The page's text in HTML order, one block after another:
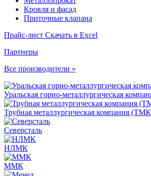
Кровля и фасад
Приточные клапана
Прайс-лист Скачать в Excel
Партнеры
Все производители »
Уральская горно-металлургическая
Трубная металлургическая компания
Северсталь
НЛМК
ММК